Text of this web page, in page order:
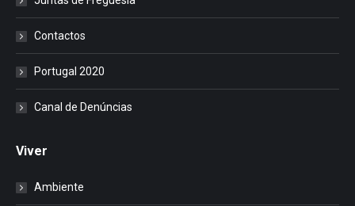
Contactos
Portugal 2020
Canal de Denúncias
Viver
Ambiente